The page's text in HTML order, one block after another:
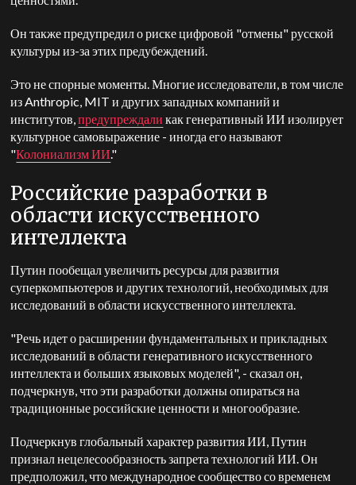
Он также предупредил о риске цифровой "отмены" русской
культуры из-за этих предубеждений.
Это не спорные моменты. Многие исследователи, в том числе
из Anthropic, MIT и других западных компаний и
институтов,предупреждали как генеративный ИИ изолирует
культурное самовыражение - иногда его называют
"Колониализм ИИ."
Российские разработки в
области искусственного
интеллекта
Путин пообещал увеличить ресурсы для развития
суперкомпьютеров и других технологий, необходимых для
исследований в области искусственного интеллекта.
"Речь идет о расширении фундаментальных и прикладных
исследований в области генеративного искусственного
интеллекта и больших языковых моделей", - сказал он,
подчеркнув, что эти разработки должны опираться на
традиционные российские ценности и многообразие.
Подчеркнув глобальный характер развития ИИ, Путин
признал нецелесообразность запрета технологий ИИ. Он
предположил, что международное сообщество со временем